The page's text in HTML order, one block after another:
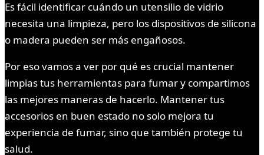
Es fácil identificar cuándo un utensilio de vidrio
necesita una limpieza, pero los dispositivos de silicona
o madera pueden ser más engañosos.
Por eso vamos a ver por qué es crucial mantener
limpias tus herramientas para fumar y compartimos
las mejores maneras de hacerlo. Mantener tus
accesorios en buen estado no solo mejora tu
experiencia de fumar, sino que también protege tu
salud.